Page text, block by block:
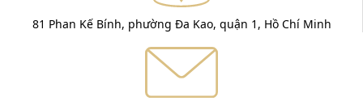
81 Phan Kế Bính, phường Đa Kao, quận 1, Hồ Chí Minh